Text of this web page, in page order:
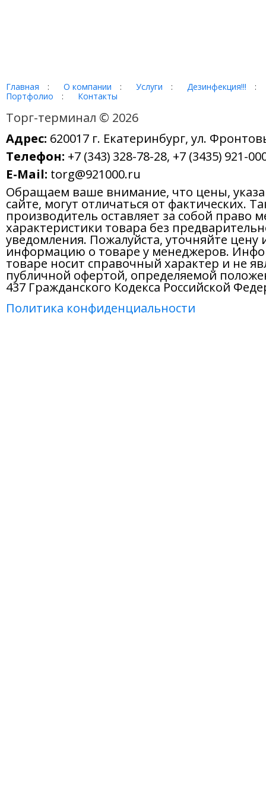
Главная : О компании : Услуги : Дезинфекция!!!
:
Портфолио
: Контакты
Торг-терминал © 2026
Адрес: 620017 г. Екатеринбург, ул.
Телефон: +7 (343) 328-78-28, +7 (3435) 921-
E-Mail: torg@921000.ru
Обращаем ваше внимание, что цены,
сайте, могут отличаться от фактических.
производитель оставляет за собой право
характеристики товара без
уведомления. Пожалуйста, уточняйте цену
информацию о товаре у менеджеров.
товаре носит справочный характер и не
публичной офертой, определяемой
437 Гражданского Кодекса Российской
Политика конфиденциальности